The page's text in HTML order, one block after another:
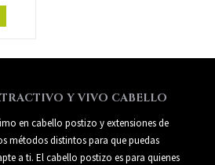
Y VIVO CABELLO
en cabello postizo y extensiones de
métodos distintos para que puedas
a ti. El cabello postizo es para quienes